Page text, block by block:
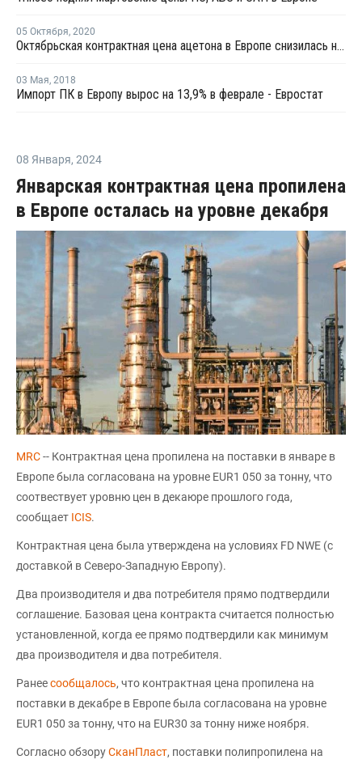
05 Октября, 2020
Октябрьская контрактная цена ацетона в Европе снизилась на EUR10 за тонну
03 Мая, 2018
Импорт ПК в Европу вырос на 13,9% в феврале - Евростат
08 Января, 2024
Январская контрактная цена пропилена
в Европе осталась на уровне декабря
MRC-- Контрактная цена пропилена на поставки в январе в
Европе была согласована на уровне EUR1 050 за тонну, что
соотвествует уровню цен в декаюре прошлого года,
сообщает ICIS.
Контрактная цена была утверждена на условиях FD NWE (с
доставкой в Северо-Западную Европу).
Два производителя и два потребителя прямо подтвердили
соглашение. Базовая цена контракта считается полностью
установленной, когда ее прямо подтвердили как минимум
два производителя и два потребителя.
Ранеесообщалось, что контрактная цена пропилена на
поставки в декабре в Европе была согласована на уровне
EUR1 050 за тонну, что на EUR30 за тонну ниже ноября.
Согласно обзоруСканПласт, поставки полипропилена на